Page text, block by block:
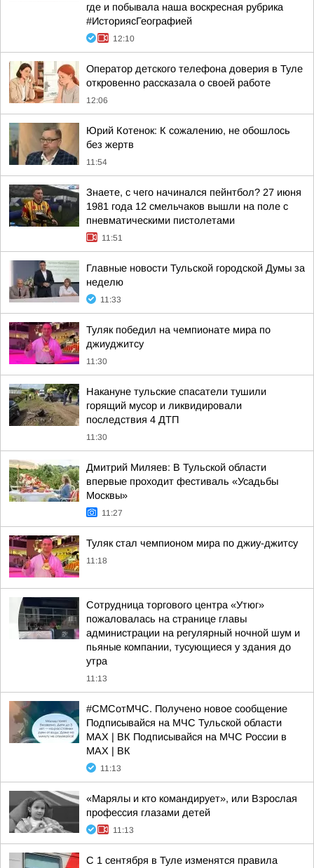
где и побывала наша воскресная рубрика
#ИсториясГеографией
12:10
Оператор детского телефона доверия в Туле
откровенно рассказала о своей работе
12:06
Юрий Котенок: К сожалению, не обошлось
без жертв
11:54
Знаете, с чего начинался пейнтбол? 27 июня
1981 года 12 смельчаков вышли на поле с
пневматическими пистолетами
11:51
Главные новости Тульской городской Думы за
неделю
11:33
Туляк победил на чемпионате мира по
джиуджитсу
11:30
Накануне тульские спасатели тушили
горящий мусор и ликвидировали
последствия 4 ДТП
11:30
Дмитрий Миляев: В Тульской области
впервые проходит фестиваль «Усадьбы
Москвы»
11:27
Туляк стал чемпионом мира по джиу-джитсу
11:18
Сотрудница торгового центра «Утюг»
пожаловалась на странице главы
администрации на регулярный ночной шум и
пьяные компании, тусующиеся у здания до
утра
11:13
#СМСотМЧС. Получено новое сообщение
Подписывайся на МЧС Тульской области
MAX | ВК Подписывайся на МЧС России в
MAX | ВК
11:13
«Марялы и кто командирует», или Взрослая
профессия глазами детей
11:13
С 1 сентября в Туле изменятся правила